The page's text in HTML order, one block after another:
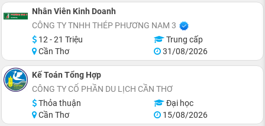
Nhân Viên Kinh Doanh
CÔNG TY TNHH THÉP PHƯƠNG NAM 3
12 - 21 Triệu
Trung cấp
Cần Thơ
31/08/2026
Kế Toán Tổng Hợp
CÔNG TY CỔ PHẦN DU LỊCH CẦN THƠ
Thỏa thuận
Đại học
Cần Thơ
15/08/2026